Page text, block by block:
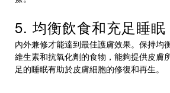
5. 均衡飲食和充足睡眠
內外兼修才能達到最佳護膚效果。保持均
維生素和抗氧化劑的食物，能夠提供皮膚
足的睡眠有助於皮膚細胞的修復和再生。